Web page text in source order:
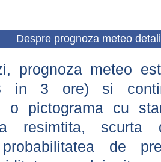
Despre prognoza meteo
prognoza meteo
in 3 ore) si
o pictograma cu
resimtita, scurta
probabilitatea de